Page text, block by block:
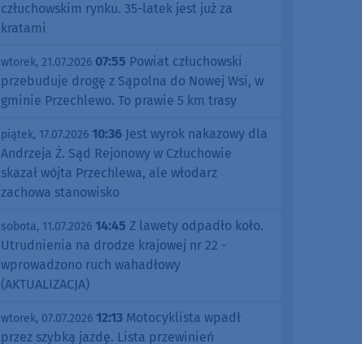
człuchowskim rynku. 35-latek jest już za
kratami
wtorek, 21.07.2026 07:55 Powiat człuchowski
przebuduje drogę z Sąpolna do Nowej Wsi, w
gminie Przechlewo. To prawie 5 km trasy
piątek, 17.07.2026 10:36 Jest wyrok nakazowy dla
Andrzeja Ż. Sąd Rejonowy w Człuchowie
skazał wójta Przechlewa, ale włodarz
zachowa stanowisko
sobota, 11.07.2026 14:45 Z lawety odpadło koło.
Utrudnienia na drodze krajowej nr 22 -
wprowadzono ruch wahadłowy
(AKTUALIZACJA)
wtorek, 07.07.2026 12:13 Motocyklista wpadł
przez szybką jazdę. Lista przewinień